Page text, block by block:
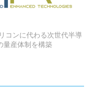
コンに代わる次世代半導
量産体制を構築